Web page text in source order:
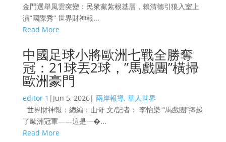
金門選舉風雲突變：民衆黨紮根基層，賴清德引狼入室上
演”國際秀” 世界財神報...
Read More
中國足球小將歐洲七戰全勝奪
冠：21球丟2球，”馬戲團”橫掃
歐洲豪門
editor 1 | Jun 5, 2026| 兩岸報導, 華人世界
世界財神報：總編：山哥 文/記者： 李怡樂 “馬戲團”捧起
了歐洲冠軍——這是一�...
Read More